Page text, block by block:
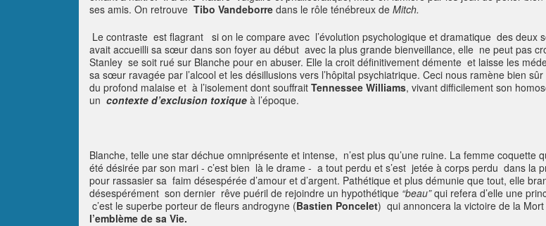
ses amis. On retrouve Tibo Vandeborre dans le rôle ténébreux de Mitch.
Le contraste est flagrant si on le compare avec l’évolution psychologique et dramatique des deux
avait accueilli sa sœur dans son foyer au début avec la plus grande bienveillance, elle ne peut pas
Stanley se soit rué sur Blanche pour en abuser. Elle la croit définitivement démente et laisse les
sa sœur ravagée par l’alcool et les désillusions vers l’hôpital psychiatrique. Ceci nous ramène bien
du profond malaise et à l’isolement dont souffrait Tennessee Williams, vivant difficilement son
un contexte d’exclusion toxique à l’époque.
Blanche, telle une star déchue omniprésente et intense, n’est plus qu’une ruine. La femme coquette
été désirée par son mari - c’est bien là le drame - a tout perdu et s’est jetée à corps perdu dans la
pour rassasier sa faim désespérée d’amour et d’argent. Pathétique et plus démunie que tout, elle
désespérément son dernier rêve puéril de rejoindre un hypothétique “beau”qui refera d’elle une
c’est le superbe porteur de fleurs androgyne (Bastien Poncelet) qui annoncera la victoire de la
l’emblème de sa Vie.